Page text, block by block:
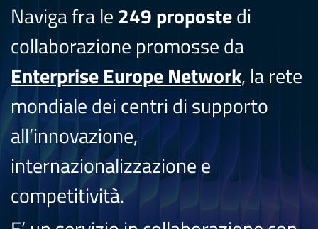
Naviga fra le249 propostedi
collaborazione promosse da
Enterprise Europe Network, la rete
mondiale dei centri di supporto
all’innovazione,
internazionalizzazione e
competitività.